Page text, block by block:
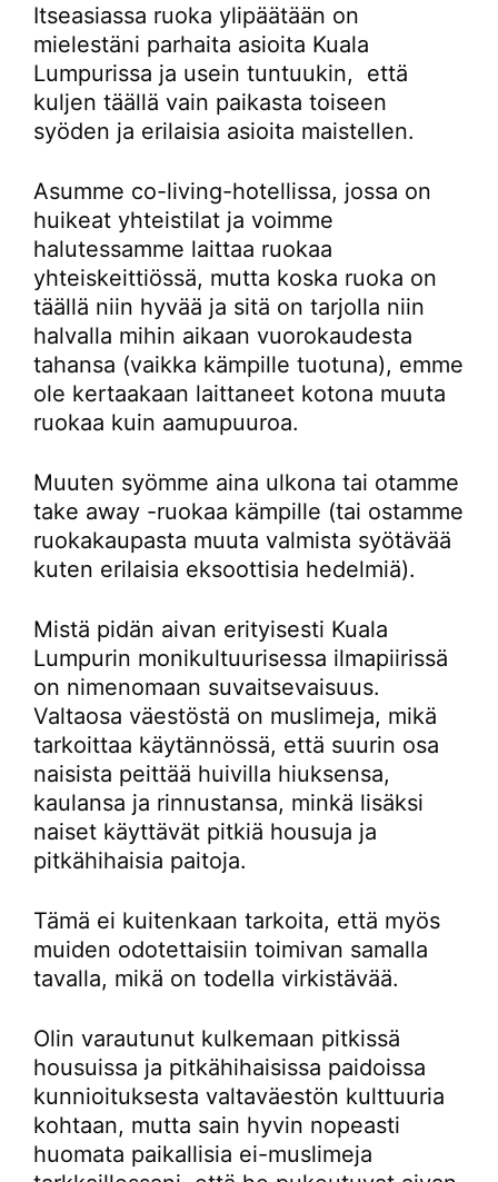
Itseasiassa ruoka ylipäätään on
mielestäni parhaita asioita Kuala
Lumpurissa ja usein tuntuukin, että
kuljen täällä vain paikasta toiseen
syöden ja erilaisia asioita maistellen.
Asumme co-living-hotellissa, jossa on
huikeat yhteistilat ja voimme
halutessamme laittaa ruokaa
yhteiskeittiössä, mutta koska ruoka on
täällä niin hyvää ja sitä on tarjolla niin
halvalla mihin aikaan vuorokaudesta
tahansa (vaikka kämpille tuotuna), emme
ole kertaakaan laittaneet kotona muuta
ruokaa kuin aamupuuroa.
Muuten syömme aina ulkona tai otamme
take away -ruokaa kämpille (tai ostamme
ruokakaupasta muuta valmista syötävää
kuten erilaisia eksoottisia hedelmiä).
Mistä pidän aivan erityisesti Kuala
Lumpurin monikultuurisessa ilmapiirissä
on nimenomaan suvaitsevaisuus.
Valtaosa väestöstä on muslimeja, mikä
tarkoittaa käytännössä, että suurin osa
naisista peittää huivilla hiuksensa,
kaulansa ja rinnustansa, minkä lisäksi
naiset käyttävät pitkiä housuja ja
pitkähihaisia paitoja.
Tämä ei kuitenkaan tarkoita, että myös
muiden odotettaisiin toimivan samalla
tavalla, mikä on todella virkistävää.
Olin varautunut kulkemaan pitkissä
housuissa ja pitkähihaisissa paidoissa
kunnioituksesta valtaväestön kulttuuria
kohtaan, mutta sain hyvin nopeasti
huomata paikallisia ei-muslimeja